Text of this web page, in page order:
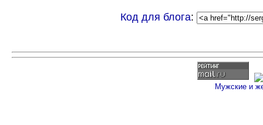
Код для блога:
Мужские и